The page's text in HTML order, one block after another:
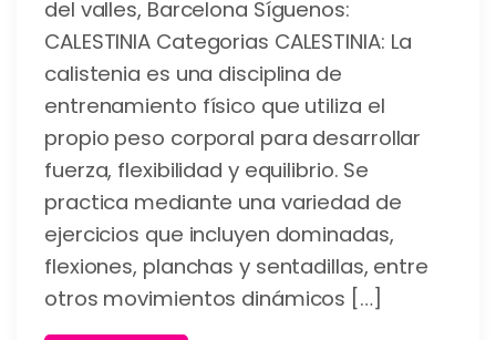
del valles, Barcelona Síguenos:
CALESTINIA Categorias CALESTINIA: La
calistenia es una disciplina de
entrenamiento físico que utiliza el
propio peso corporal para desarrollar
fuerza, flexibilidad y equilibrio. Se
practica mediante una variedad de
ejercicios que incluyen dominadas,
flexiones, planchas y sentadillas, entre
otros movimientos dinámicos […]